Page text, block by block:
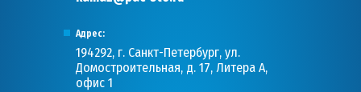
Адрес:
194292, г. Санкт-Петербург, ул.
Домостроительная, д. 17, Литера А,
офис 1